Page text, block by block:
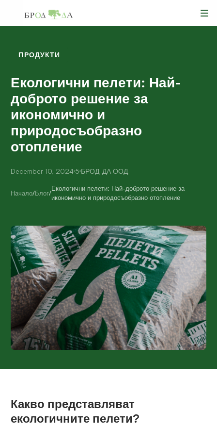
ПРОДУКТИ
Екологични пелети: Най-
доброто решение за
икономично и
природосъобразно
отопление
December 10, 2024 5 БРОД-ДА ООД
Начало/Блог/
Екологични пелети: Най-доброто решение за
икономично и природосъобразно отопление
Какво представляват
екологичните пелети?